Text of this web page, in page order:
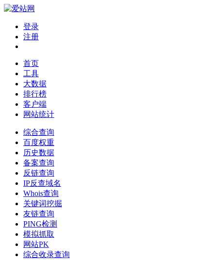
登录
注册
首页
工具
大数据
排行榜
客户端
网站统计
综合查询
百度权重
历史数据
备案查询
反链查询
IP反查域名
Whois查询
关键词挖掘
友链查询
PING检测
模拟抓取
网站PK
综合收录查询